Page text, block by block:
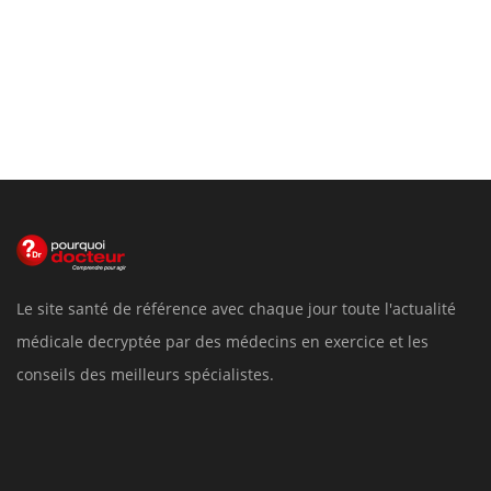
Le site santé de référence avec chaque jour toute l'actualité
médicale decryptée par des médecins en exercice et les
conseils des meilleurs spécialistes.